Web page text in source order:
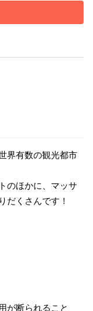
界有数の観光都市
のほかに、マッサ
だくさんです！
が断られること